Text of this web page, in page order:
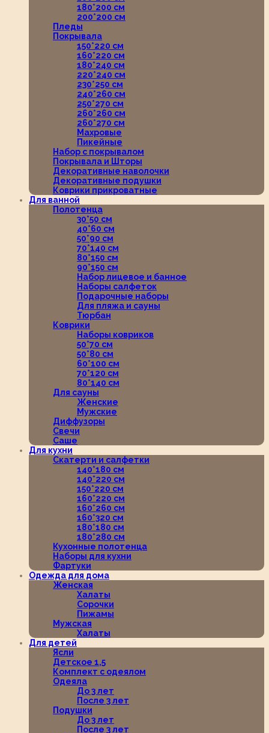
180*200 см
200*200 см
Пледы
Покрывала
150*220 см
160*220 см
180*240 см
220*240 см
230*250 см
240*260 см
250*270 см
260*260 см
260*270 см
Махровые
Пикейные
Набор с покрывалом
Покрывала и Шторы
Декоративные наволочки
Декоративные подушки
Коврики прикроватные
Для ванной
Полотенца
30*50 см
40*60 см
50*90 см
70*140 см
80*150 см
90*150 см
Набор лицевое и банное
Наборы салфеток
Подарочные наборы
Для пляжа и сауны
Тюрбан
Коврики
Наборы ковриков
50*70 см
50*80 см
60*100 см
70*120 см
80*140 см
Для сауны
Женские
Мужские
Диффузоры
Свечи
Саше
Для кухни
Скатерти и салфетки
140*180 см
140*220 см
150*220 см
160*220 см
160*260 см
160*320 см
180*180 см
180*280 см
Кухонные полотенца
Наборы для кухни
Фартуки
Одежда для дома
Женская
Халаты
Сорочки
Пижамы
Мужская
Халаты
Для детей
Ясли
Детское 1,5
Комплект с одеялом
Одеяла
До 3 лет
После 3 лет
Подушки
До 3 лет
После 3 лет